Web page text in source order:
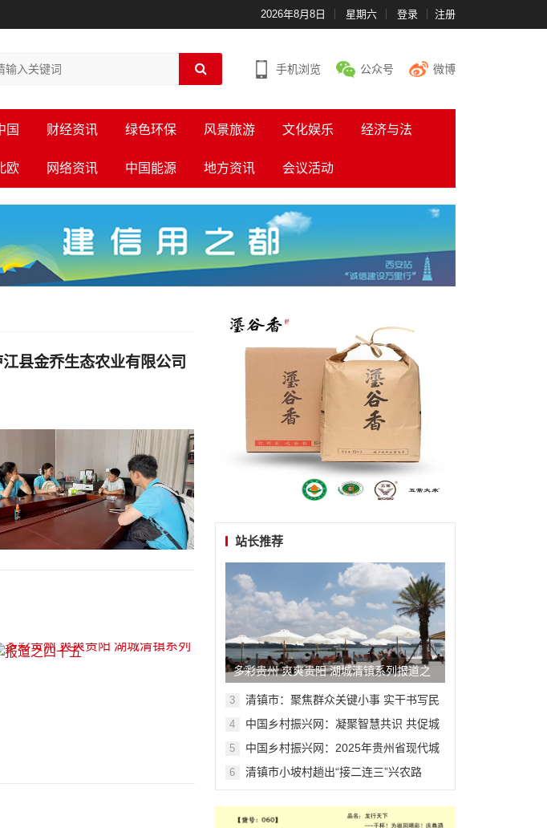
2026年8月8日 星期六 登录 注册
手机浏览 公众号 微博
国 财经资讯 绿色环保 风景旅游 文化娱乐 经济与法
欧 网络资讯 中国能源 地方资讯 会议活动
县金乔生态农业有限公司
站长推荐
多彩贵州 爽爽贵阳 湖城清镇系列报道之
四十五
3
清镇市：聚焦群众关键小事 实干书写民
4
中国乡村振兴网：凝聚智慧共识 共促城
5
中国乡村振兴网：2025年贵州省现代城
6 清镇市小坡村趟出“接二连三”兴农路